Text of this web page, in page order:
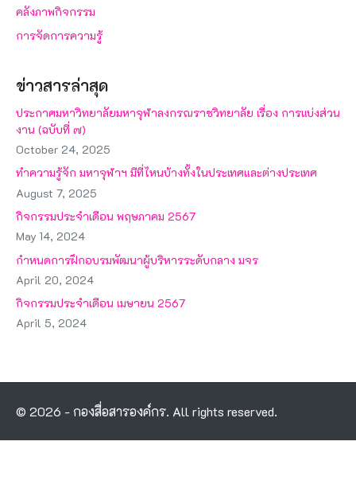
คลังภาพกิจกรรม
การจัดการความรู้
ข่าวสารล่าสุด
ประกาศมหาวิทยาลัยมหาจุฬาลงกรณราชวิทยาลัย เรื่อง การแบ่งส่วน
งาน (ฉบับที่ ๗)
October 24, 2025
ทำความรู้จัก มหาจุฬาฯ มีที่ไหนบ้างทั้งในประเทศและต่างประเทศ
August 7, 2025
กิจกรรมประจำเดือน พฤษภาคม 2567
May 14, 2024
กำหนดการฝึกอบรมพัฒนาผู้บริหารระดับกลาง มจร
April 20, 2024
กิจกรรมประจำเดือน เมษายน 2567
April 5, 2024
© 2026 - กองสื่อสารองค์กร. All rights reserved.